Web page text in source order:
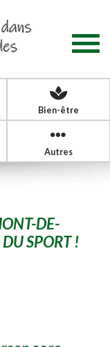
Bien-être
Autres
DE-
SPORT !